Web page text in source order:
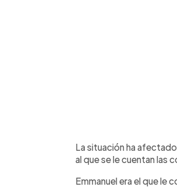
La situación ha
al que se le cuentan las
Emmanuel era el que le